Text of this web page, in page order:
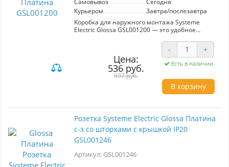
Курьером
Завтра/послезавтра
Коробка для наружного монтажа Systeme
Electric Glossa GSL001200 — это удобное
в вашем доме или офисе. Выполненная в
стильном платиновом цвете, она идеально
вписывается в любой интерьер. Коробка
предназначена для монтажа на стену и
позволяет устанавливать любые функции
скрытого монтажа, обеспечивая лаконичный и
современный внешний вид. Изготовленная из
УФ-излучению и повреждениям, таким как
царапины, что гарантирует ее долговечность.
Система Electric предлагает надежность и
высокое качество, превращая ваш проект в
реальность. Выбирая GSL001200, вы получаете
стильный и функциональный элемент для
вашего пространства.
Цена:
536 руб.
697 руб.
- +
Есть в наличии
В корзину
Розетка Systeme Electric Glossa Платина
с-з со шторками с крышкой IP20
GSL001246
Артикул: GSL001246